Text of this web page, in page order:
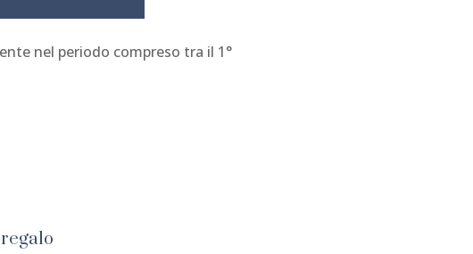
nel periodo compreso tra il 1°